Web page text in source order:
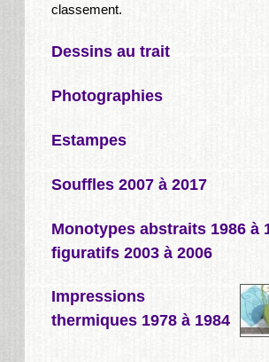
classement.
Dessins au trait
Photographies
Estampes
Souffles 2007 à 2017
Monotypes abstraits 1986 à
figuratifs 2003 à 2006
Impressions
thermiques 1978 à 1984